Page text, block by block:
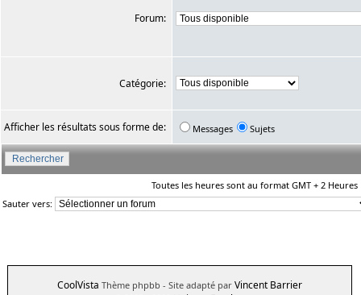
Forum:
Catégorie:
Afficher les résultats sous forme de: Messages Sujets
Toutes les heures sont au format GMT + 2 Heures
Sauter vers:
CoolVista Thème phpbb - Site adapté par Vincent Barrier